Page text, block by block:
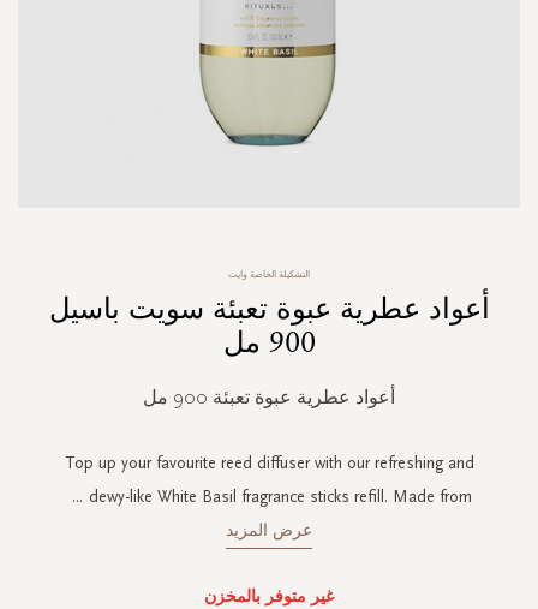
beginning
التشكيلة الخاصة وايت
أعواد عطرية عبوة تعبئة سويت باسيل
900 مل
أعواد عطرية عبوة تعبئة 900 مل
Top up your favourite reed diffuser with our refreshing and
dewy-like White Basil fragrance sticks refill. Made from
...
عرض المزيد
غير متوفر بالمخزن